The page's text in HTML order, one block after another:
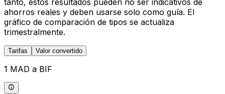
tanto, estos resultados pueden no ser indicativos de
ahorros reales y deben usarse solo como guía. El
gráfico de comparación de tipos se actualiza
trimestralmente.
Tarifas Valor convertido
1 MAD a BIF